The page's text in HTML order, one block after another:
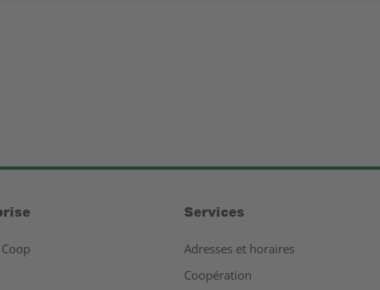
Services
Adresses et horaires
Coopération